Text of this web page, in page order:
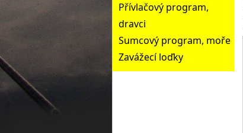
Přívlačový program,
dravci
Sumcový program, moře
Zavážecí loďky